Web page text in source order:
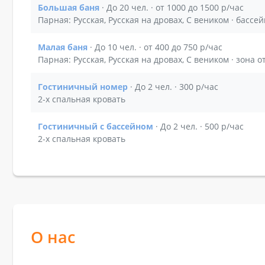
Большая баня · До 20 чел. · от 1000 до 1500 р/час
Парная: Русская, Русская на дровах, С веником ·
Показать подробности зала Большая баня
Малая баня · До 10 чел. · от 400 до 750 р/час
Парная: Русская, Русская на дровах, С веником · зона
Показать подробности зала Малая баня
Гостиничный номер · До 2 чел. · 300 р/час
2-х спальная кровать
Показать подробности зала Гостиничный номер
Гостиничный с бассейном · До 2 чел. · 500 р/час
2-х спальная кровать
Показать подробности зала Гостиничный с
О нас